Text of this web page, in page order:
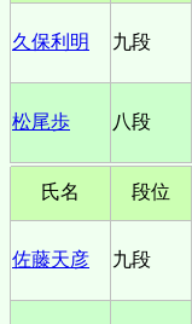
久保利明 九段
松尾歩 八段
氏名 段位
佐藤天彦 九段